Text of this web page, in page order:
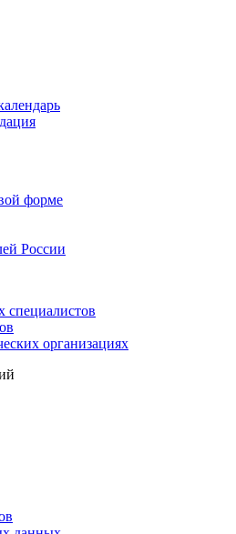
форме
России
специалистов
организациях